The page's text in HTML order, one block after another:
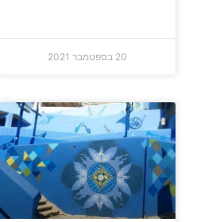
20 בספטמבר 2021